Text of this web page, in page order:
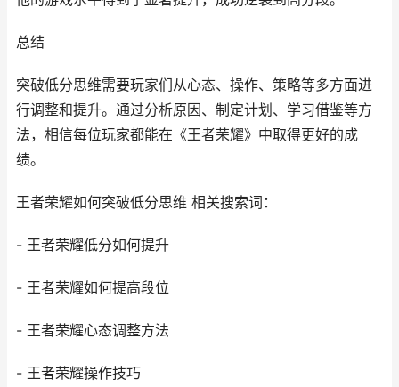
总结
突破低分思维需要玩家们从心态、操作、策略等多方面进
行调整和提升。通过分析原因、制定计划、学习借鉴等方
法，相信每位玩家都能在《王者荣耀》中取得更好的成
绩。
王者荣耀如何突破低分思维 相关搜索词：
- 王者荣耀低分如何提升
- 王者荣耀如何提高段位
- 王者荣耀心态调整方法
- 王者荣耀操作技巧